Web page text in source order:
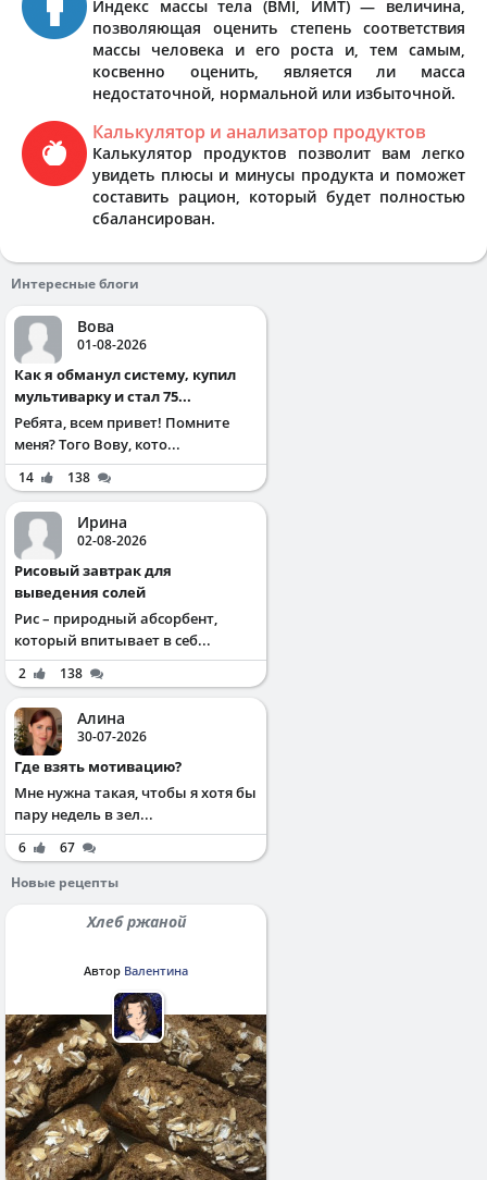
Индекс массы тела (BMI, ИМТ) — величина,
позволяющая оценить степень соответствия
массы человека и его роста и, тем самым,
косвенно оценить, является ли масса
недостаточной, нормальной или избыточной.
Калькулятор и анализатор продуктов
Калькулятор продуктов позволит вам легко
увидеть плюсы и минусы продукта и поможет
составить рацион, который будет полностью
сбалансирован.
Интересные блоги
Вова
01-08-2026
Как я обманул систему, купил
мультиварку и стал 75...
Ребята, всем привет! Помните
меня? Того Вову, кото...
14 138
Ирина
02-08-2026
Рисовый завтрак для
выведения солей
Рис – природный абсорбент,
который впитывает в себ...
2 138
Алина
30-07-2026
Где взять мотивацию?
Мне нужна такая, чтобы я хотя бы
пару недель в зел...
6
67
Новые рецепты
Хлеб ржаной
Автор Валентина